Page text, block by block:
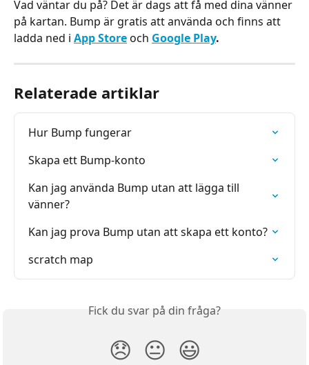
Vad väntar du på? Det är dags att få med dina vänner
på kartan. Bump är gratis att använda och finns att
ladda ned i App Store och Google Play.
Relaterade artiklar
Hur Bump fungerar
Skapa ett Bump-konto
Kan jag använda Bump utan att lägga till
vänner?
Kan jag prova Bump utan att skapa ett konto?
scratch map
Fick du svar på din fråga?
😞 😐 😃